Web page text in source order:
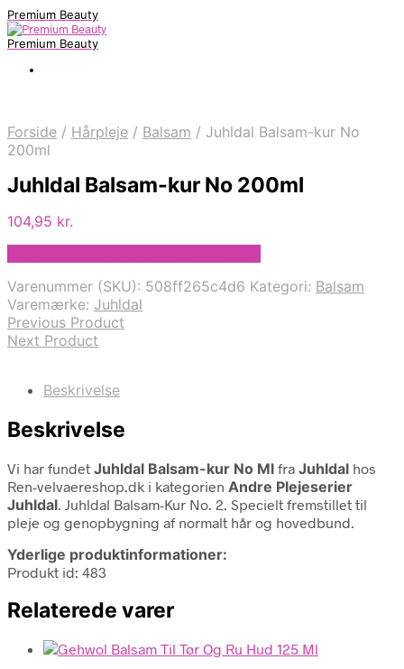
Premium Beauty
Premium Beauty
Forside / Hårpleje / Balsam / Juhldal Balsam-kur No
200ml
Juhldal Balsam-kur No 200ml
104,95 kr.
Varenummer (SKU): 508ff265c4d6 Kategori: Balsam
Varemærke: Juhldal
Previous Product
Next Product
Beskrivelse
Beskrivelse
Vi har fundet Juhldal Balsam-kur No Ml fra Juhldal hos
Ren-velvaereshop.dk i kategorien Andre Plejeserier
Juhldal. Juhldal Balsam-Kur No. 2. Specielt fremstillet til
pleje og genopbygning af normalt hår og hovedbund.
Yderlige produktinformationer:
Produkt id: 483
Relaterede varer